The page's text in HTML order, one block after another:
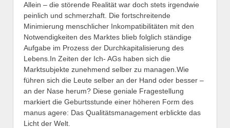
Allein – die störende Realität war doch stets irgendwie
peinlich und schmerzhaft. Die fortschreitende
Minimierung menschlicher Inkompatibilitäten mit den
Notwendigkeiten des Marktes blieb folglich ständige
Aufgabe im Prozess der Durchkapitalisierung des
Lebens.In Zeiten der Ich- AGs haben sich die
Marktsubjekte zunehmend selber zu managen.Wie
führen sich die Leute selber an der Hand oder besser –
an der Nase herum? Diese geniale Fragestellung
markiert die Geburtsstunde einer höheren Form des
manus agere: Das Qualitätsmanagement erblickte das
Licht der Welt.